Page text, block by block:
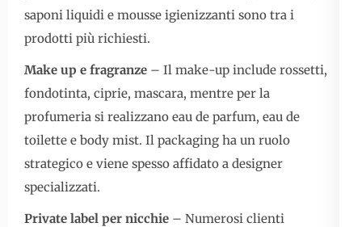
saponi liquidi e mousse igienizzanti sono tra i
prodotti più richiesti.
Make up e fragranze – Il make-up include rossetti,
fondotinta, ciprie, mascara, mentre per la
profumeria si realizzano eau de parfum, eau de
toilette e body mist. Il packaging ha un ruolo
strategico e viene spesso affidato a designer
specializzati.
Private label per nicchie – Numerosi clienti